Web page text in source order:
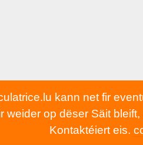
kann net fir
weider op dëser Säit
Kontaktéiert eis.